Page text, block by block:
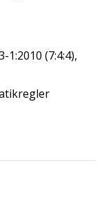
1:2010 (7:4:4),